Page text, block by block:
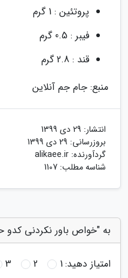
پروتئین : 1 گرم
فیبر : 0.5 گرم
قند : 2.8 گرم
منبع: جام جم آنلاین
انتشار: 29 دی 1399
بروزرسانی: 29 دی 1399
گردآورنده: alikaee.ir
شناسه مطلب: 1107
به "خواص باور نکردنی کدو
امتیاز دهید:1
2
3